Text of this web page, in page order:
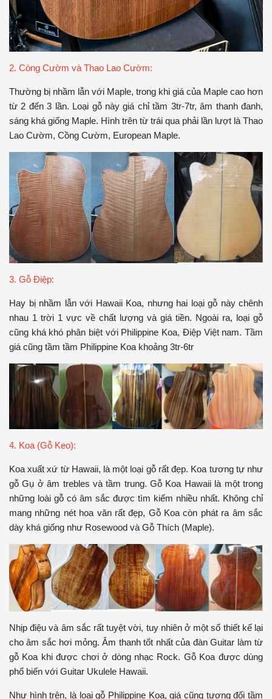
2. Còng Cườm và Thao Lao Cườm:
Thường bị nhầm lẫn với Maple, trong khi giá của Maple cao hơn
từ 2 đến 3 lần. Loại gỗ này giá chỉ tầm 3tr-7tr, âm thanh đanh,
sáng khá giống Maple. Hình trên từ trái qua phải lần lượt là Thao
Lao Cườm, Cồng Cườm, European Maple.
3. Gỗ Điệp:
Hay bị nhầm lẫn với Hawaii Koa, nhưng hai loại gỗ này chênh
nhau 1 trời 1 vực về chất lượng và giá tiền. Ngoài ra, loại gỗ
cũng khá khó phân biệt với Philippine Koa, Điệp Việt nam. Tầm
giá cũng tầm tầm Philippine Koa khoảng 3tr-6tr
4. Koa (Gỗ Keo):
Koa xuất xứ từ Hawaii, là một loại gỗ rất đẹp. Koa tương tự như
gỗ Gụ ở âm trebles và tầm trung. Gỗ Koa Hawaii là một trong
những loài gỗ có âm sắc được tìm kiếm nhiều nhất. Không chỉ
mang những nét hoa văn rất đẹp, Gỗ Koa còn phát ra âm sắc
dày khá giống như Rosewood và Gỗ Thích (Maple).
Nhịp điệu và âm sắc rất tuyệt vời, tuy nhiên ở một số thiết kế lại
cho âm sắc hơi mỏng. Âm thanh tốt nhất của đàn Guitar làm từ
gỗ Koa khi được chơi ở dòng nhạc Rock. Gỗ Koa được dùng
phổ biến với Guitar Ukulele Hawaii.
Như hình trên, là loại gỗ Philippine Koa, giá cũng tương đối tầm